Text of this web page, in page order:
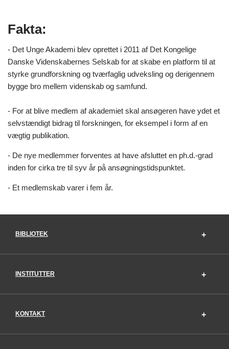
Fakta:
- Det Unge Akademi blev oprettet i 2011 af Det Kongelige
Danske Videnskabernes Selskab for at skabe en platform til at
styrke grundforskning og tværfaglig udveksling og derigennem
bygge bro mellem videnskab og samfund.
- For at blive medlem af akademiet skal ansøgeren have ydet et
selvstændigt bidrag til forskningen, for eksempel i form af en
vægtig publikation.
- De nye medlemmer forventes at have afsluttet en ph.d.-grad
inden for cirka tre til syv år på ansøgningstidspunktet.
- Et medlemskab varer i fem år.
BIBLIOTEK
INSTITUTTER
KONTAKT